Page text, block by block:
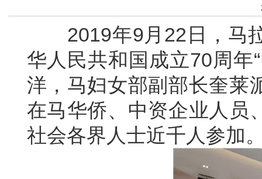
2019年9月22日，马拉
华人民共和国成立70周年
洋，马妇女部副部长奎莱
在马华侨、中资企业人员
社会各界人士近千人参加